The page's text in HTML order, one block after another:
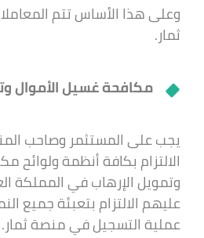
وعلى هذا الأساس تتم
ثمار.
مكافحة غسيل الأموال
يجب على المستثمر وصاحب
الالتزام بكافة أنظمة ولوائح
وتمويل الإرهاب في المملكة
عليهم الالتزام بتعبئة جميع
عملية التسجيل في منصة ثمار.